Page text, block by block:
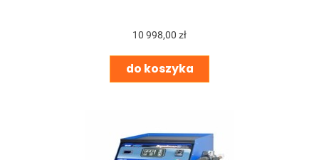
10 998,00 zł
do koszyka